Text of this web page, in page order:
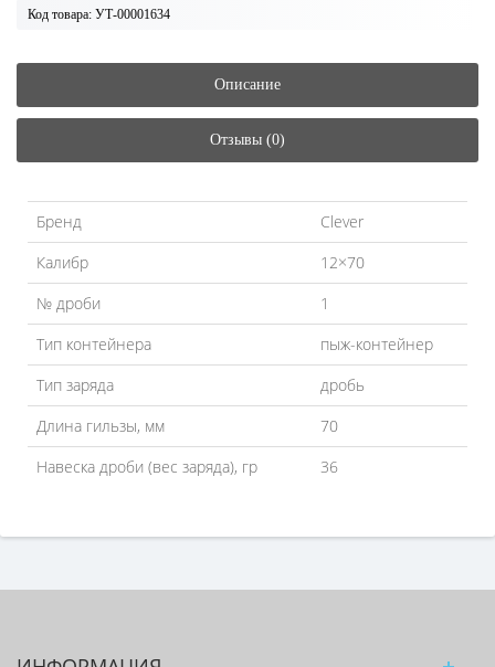
Код товара: УТ-00001634
Описание
Отзывы (0)
Бренд
Clever
Калибр
12×70
№ дроби
1
Тип контейнера
пыж-контейнер
Тип заряда
дробь
Длина гильзы, мм
70
Навеска дроби (вес заряда), гр
36